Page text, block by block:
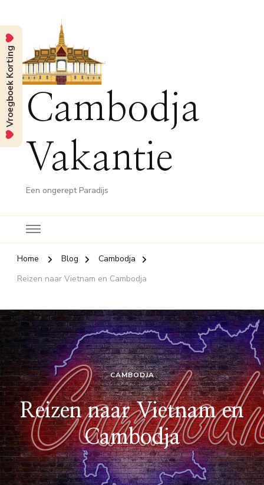
Cambodja
Vakantie
Een ongerept Paradijs
Home Blog
Cambodja
Reizen naar Vietnam en Cambodja
CAMBODJA
Reizen naar Vietnam en
Cambodja
Vroegboek Korting